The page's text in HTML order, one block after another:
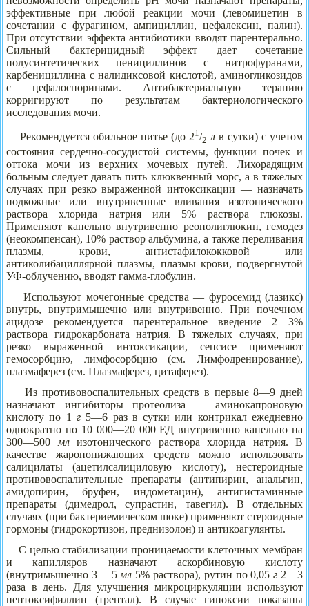
эффективные при любой реакции мочи (левомицетин в
сочетании с фурагином, ампициллин, цефалексин, палин).
При отсутствии эффекта антибиотики вводят парентерально.
Сильный бактерицидный эффект дает сочетание
полусинтетических пенициллинов с нитрофуранами,
карбенициллина с налидиксовой кислотой, аминогликозидов
с цефалоспоринами. Антибактериальную терапию
корригируют по результатам бактериологического
исследования мочи.
Рекомендуется обильное питье (до 21 /2 л в сутки) с учетом
состояния сердечно-сосудистой системы, функции почек и
оттока мочи из верхних мочевых путей. Лихорадящим
больным следует давать пить клюквенный морс, а в тяжелых
случаях при резко выраженной интоксикации — назначать
подкожные или внутривенные вливания изотонического
раствора хлорида натрия или 5% раствора глюкозы.
Применяют капельно внутривенно реополиглюкин, гемодез
(неокомпенсан), 10% раствор альбумина, а также переливания
плазмы, крови, антистафилококковой или
антиколибациллярной плазмы, плазмы крови, подвергнутой
УФ-облучению, вводят гамма-глобулин.
Используют мочегонные средства — фуросемид (лазикс)
внутрь, внутримышечно или внутривенно. При почечном
ацидозе рекомендуется парентеральное введение 2—3%
раствора гидрокарбоната натрия. В тяжелых случаях, при
резко выраженной интоксикации, сепсисе применяют
гемосорбцию, лимфосорбцию (см. Лимфодренирование),
плазмаферез (см. Плазмаферез, цитаферез).
Из противовоспалительных средств в первые 8—9 дней
назначают ингибиторы протеолиза — аминокапроновую
кислоту по 1 г5—6 раз в сутки или контрикал ежедневно
однократно по 10 000—20 000 ЕД внутривенно капельно на
300—500 мл изотонического раствора хлорида натрия. В
качестве жаропонижающих средств можно использовать
салицилаты (ацетилсалициловую кислоту), нестероидные
противовоспалительные препараты (антипирин, анальгин,
амидопирин, бруфен, индометацин), антигистаминные
препараты (димедрол, супрастин, тавегил). В отдельных
случаях (при бактериемическом шоке) применяют стероидные
гормоны (гидрокортизон, преднизолон) и антикоагулянты.
С целью стабилизации проницаемости клеточных мембран
и капилляров назначают аскорбиновую кислоту
(внутримышечно 3— 5 мл 5% раствора), рутин по 0,05г 2—3
раза в день. Для улучшения микроциркуляции используют
пентоксифиллин (трентал). В случае гипоксии показаны